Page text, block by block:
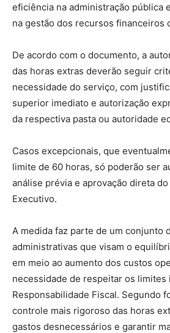
eficiência na administração pública
na gestão dos recursos financeiros
De acordo com o documento, a
das horas extras deverão seguir
necessidade do serviço, com
superior imediato e autorização
da respectiva pasta ou autoridade
Casos excepcionais, que
limite de 60 horas, só poderão ser
análise prévia e aprovação direta
Executivo.
A medida faz parte de um conjunto
administrativas que visam o
em meio ao aumento dos custos
necessidade de respeitar os limites
Responsabilidade Fiscal. Segundo
controle mais rigoroso das horas
gastos desnecessários e garantir